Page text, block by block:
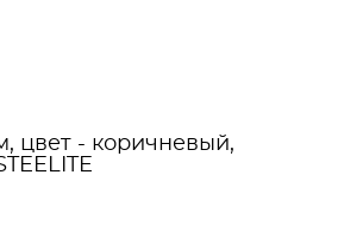
цвет - коричневый,